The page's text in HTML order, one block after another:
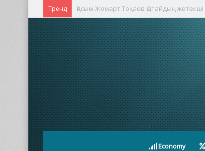
Тренд Қасым-Жомарт Тоқаев Қытайдың
Economy